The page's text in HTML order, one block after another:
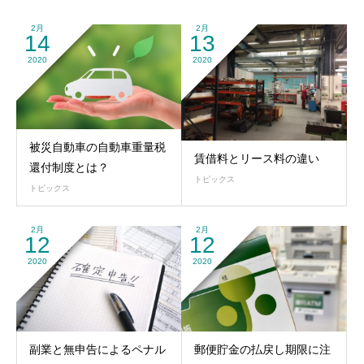
2月
14
2020
被災自動車の自動車重量税
還付制度とは？
トピックス
2月
13
2020
賃借料とリース料の違い
トピックス
2月
12
2020
副業と無申告によるペナル
2月
12
2020
郵便貯金の払戻し期限に注